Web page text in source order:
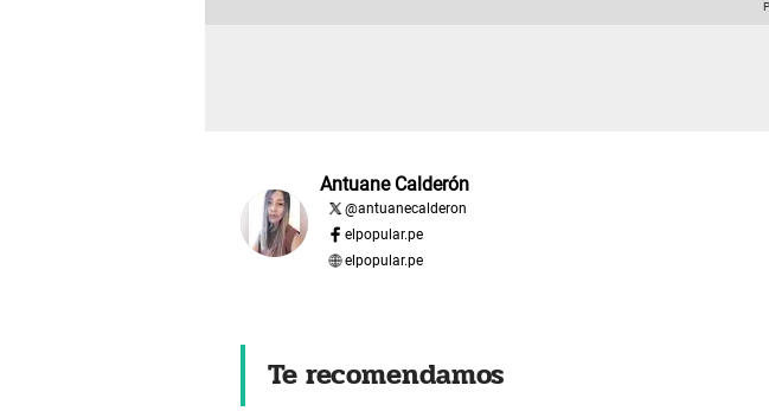
Antuane Calderón
@antuanecalderon
elpopular.pe
elpopular.pe
Te recomendamos